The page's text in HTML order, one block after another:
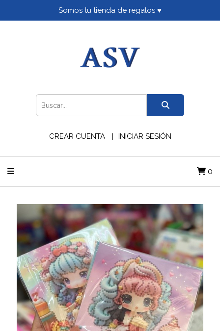
Somos tu tienda de regalos ♥
CREAR CUENTA INICIAR SESIÓN
0